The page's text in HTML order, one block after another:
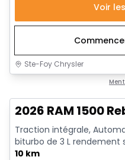
Voir
Ste-Foy Chrysler
2026 RAM 1500
Traction intégrale,
biturbo de 3 L rendement
10 km